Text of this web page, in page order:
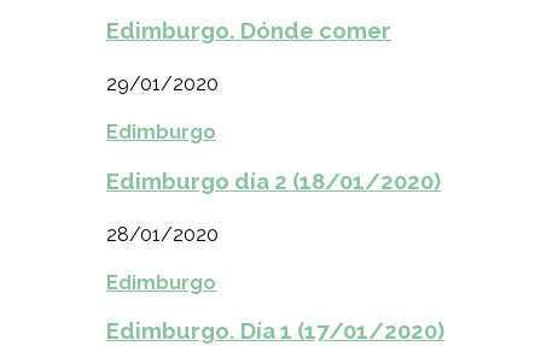
Edimburgo. Dónde comer
29/01/2020
Edimburgo
Edimburgo día 2 (18/01/2020)
28/01/2020
Edimburgo
Edimburgo. Día 1 (17/01/2020)